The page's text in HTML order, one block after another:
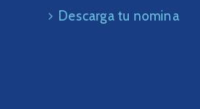
Descarga tu nomina